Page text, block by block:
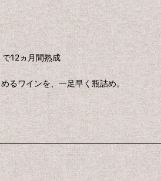
12ヵ月間熟成
るワインを、一足早く瓶詰め。